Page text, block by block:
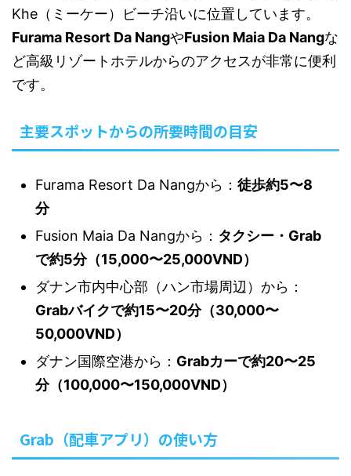
Khe（ミーケー）ビーチ沿いに位置しています。
Furama Resort Da NangやFusion Maia Da Nangな
ど高級リゾートホテルからのアクセスが非常に便利
です。
主要スポットからの所要時間の目安
Furama Resort Da Nangから： 徒歩約5〜8
分
Fusion Maia Da Nangから： タクシー・Grab
で約5分（15,000〜25,000VND）
ダナン市内中心部（ハン市場周辺）から：
Grabバイクで約15〜20分（30,000〜
50,000VND）
ダナン国際空港から： Grabカーで約20〜25
分（100,000〜150,000VND）
Grab（配車アプリ）の使い方